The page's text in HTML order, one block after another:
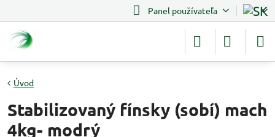
Panel používateľa
Úvod
Stabilizovaný fínsky (sobí) mach
4kg- modrý